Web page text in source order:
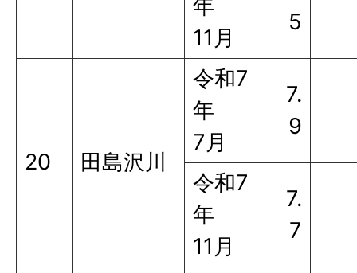
年
11月
5
20 田島沢川
令和7
年
7月
7.
9
令和7
年
11月
7.
7